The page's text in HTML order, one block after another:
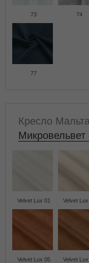
73 74
77
Кресло
Микровельвет
Velvet Lux 01 Velvet
Velvet Lux 05 Velvet